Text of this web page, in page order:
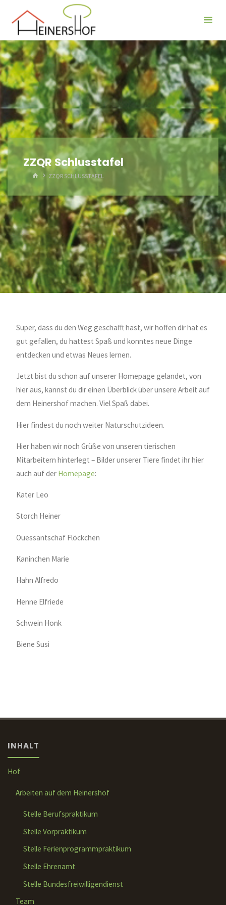
ZZQR Schlusstafel
HOMEZZQR SCHLUSSTAFEL
Super, dass du den Weg geschafft hast, wir hoffen dir hat es
gut gefallen, du hattest Spaß und konntes neue Dinge
entdecken und etwas Neues lernen.
Jetzt bist du schon auf unserer Homepage gelandet, von
hier aus, kannst du dir einen Überblick über unsere Arbeit auf
dem Heinershof machen. Viel Spaß dabei.
Hier findest du noch weiter Naturschutzideen.
Hier haben wir noch Grüße von unseren tierischen
Mitarbeitern hinterlegt – Bilder unserer Tiere findet ihr hier
auch auf der Homepage:
Kater Leo
Storch Heiner
Ouessantschaf Flöckchen
Kaninchen Marie
Hahn Alfredo
Henne Elfriede
Schwein Honk
Biene Susi
INHALT
Hof
Arbeiten auf dem Heinershof
Stelle Berufspraktikum
Stelle Vorpraktikum
Stelle Ferienprogrammpraktikum
Stelle Ehrenamt
Stelle Bundesfreiwilligendienst
Team